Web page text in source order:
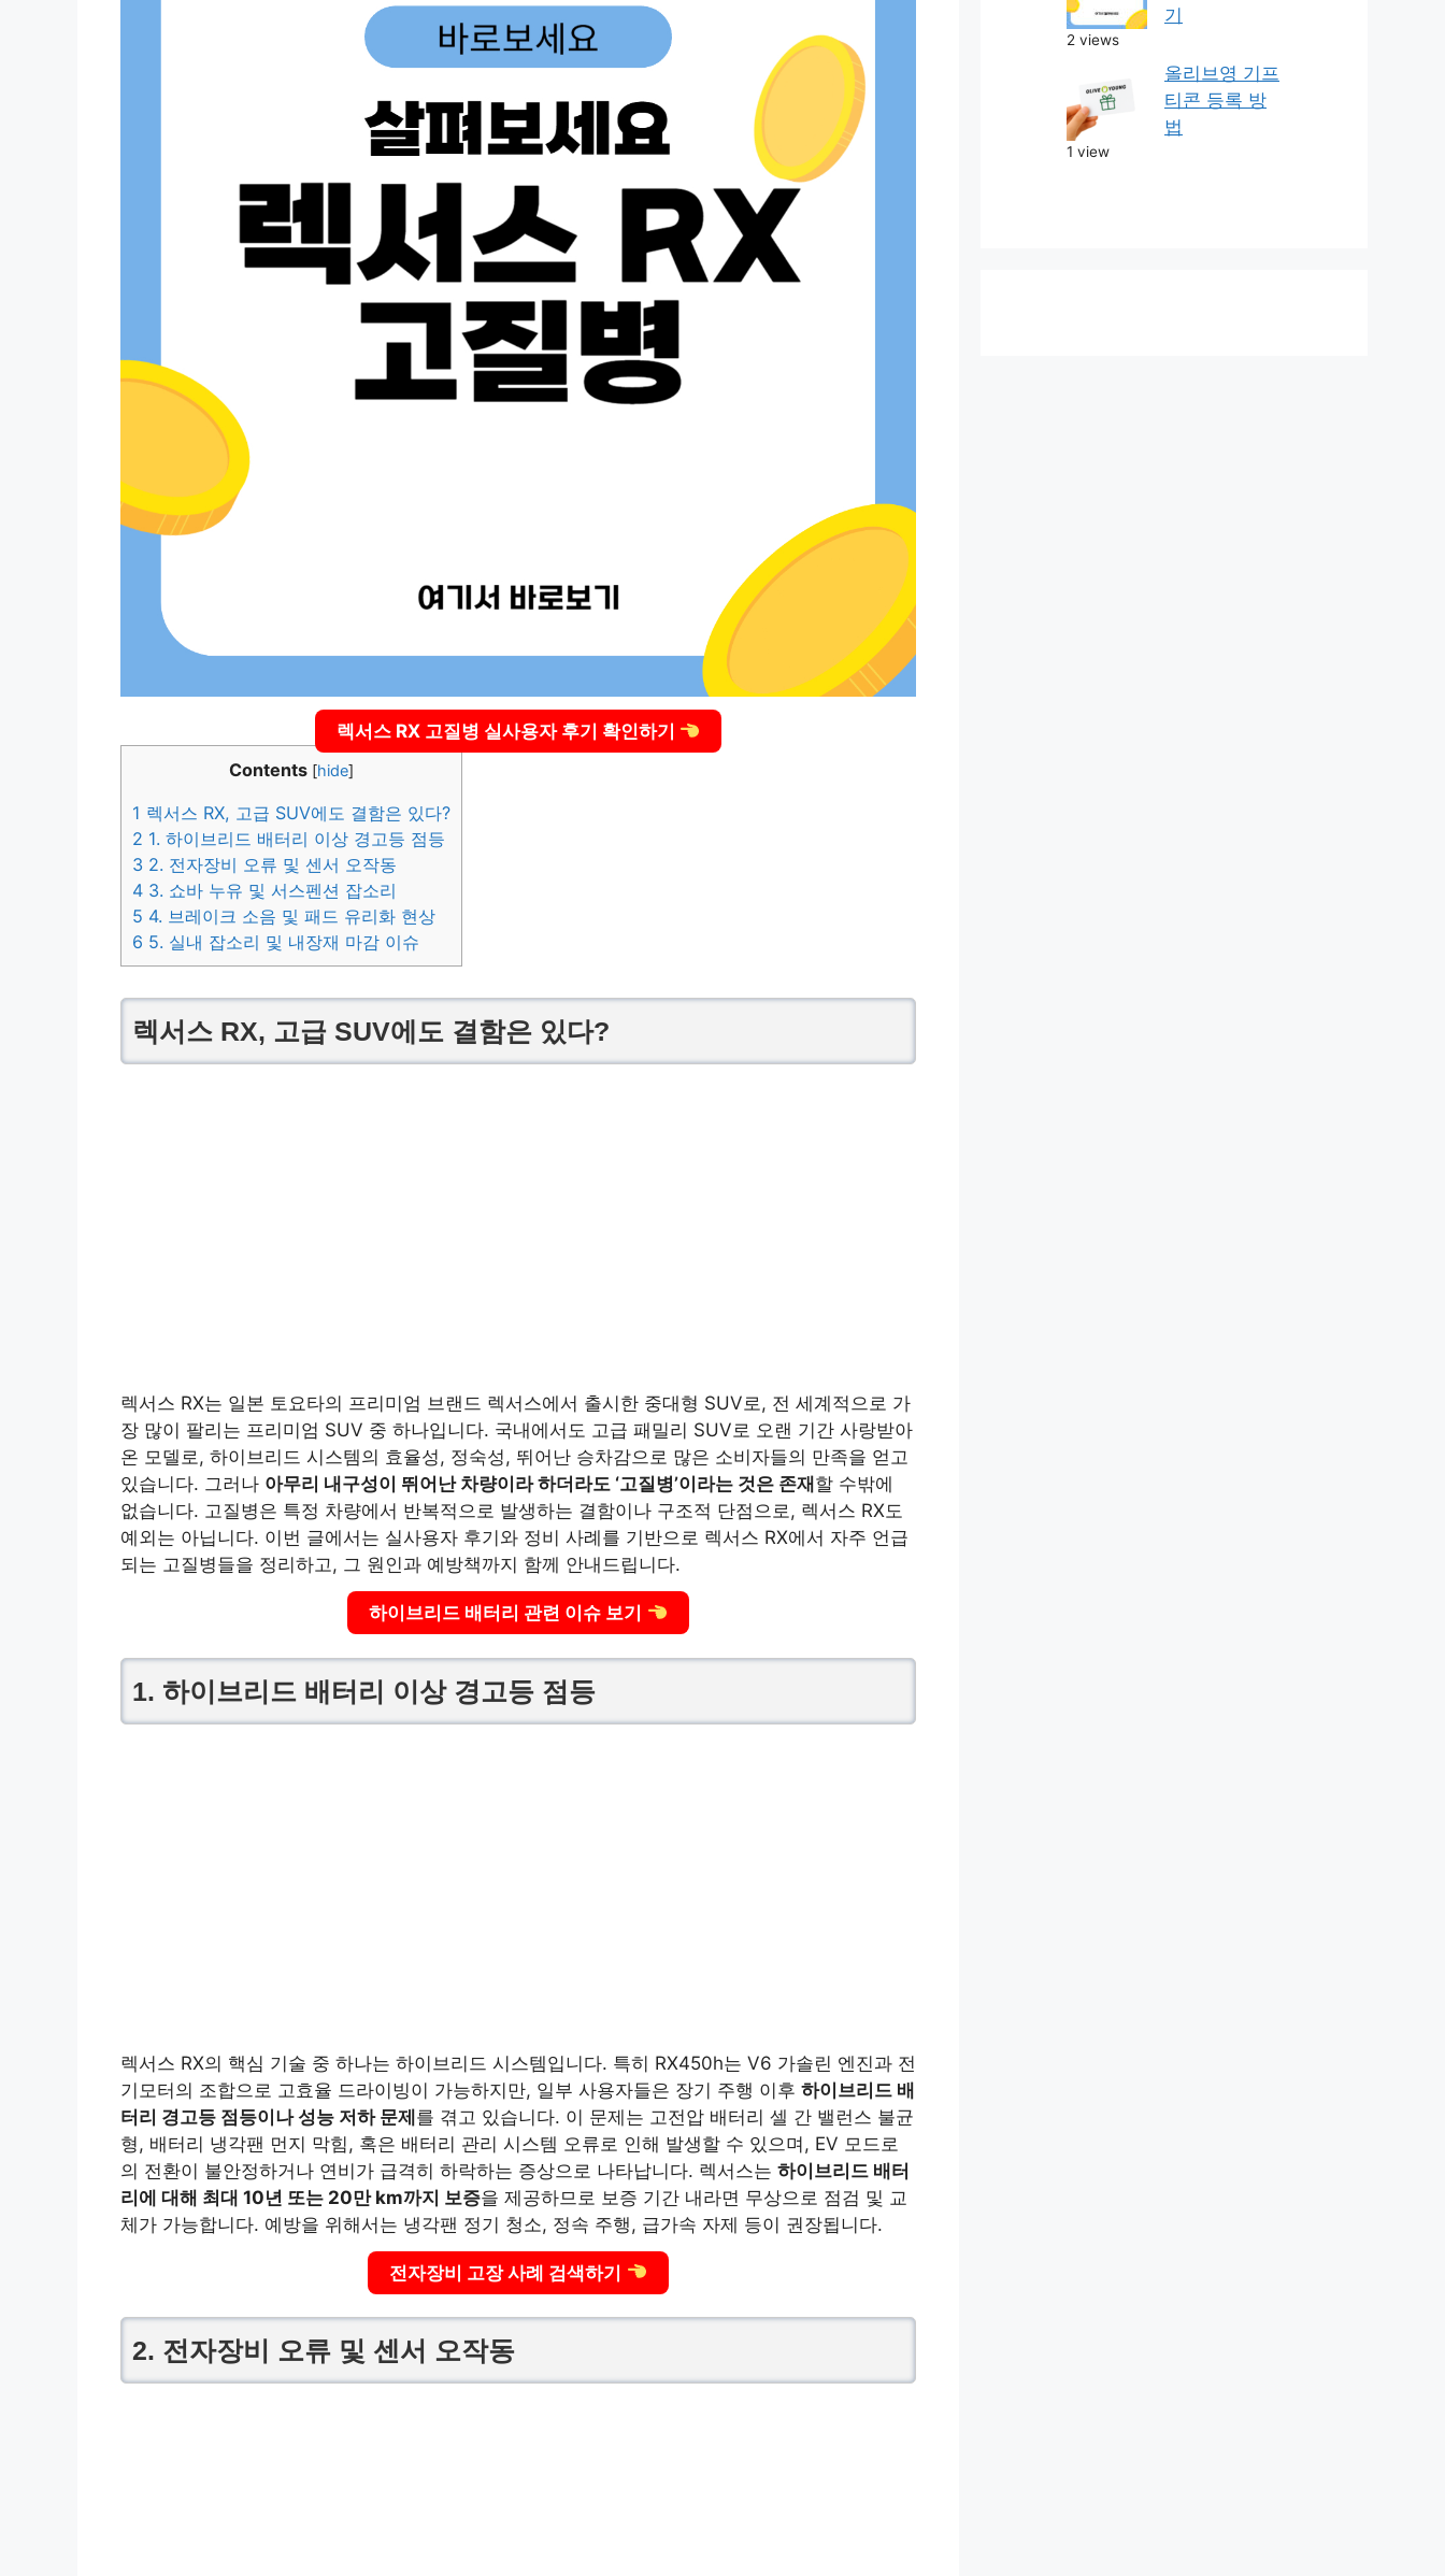
렉서스 RX 고질병 실사용자 후기 확인하기
Contents [hide]
1 렉서스 RX, 고급 SUV에도 결함은 있다?
2 1. 하이브리드 배터리 이상 경고등 점등
3 2. 전자장비 오류 및 센서 오작동
4 3. 쇼바 누유 및 서스펜션 잡소리
5 4. 브레이크 소음 및 패드 유리화 현상
6 5. 실내 잡소리 및 내장재 마감 이슈
렉서스 RX, 고급 SUV에도 결함은 있다?
렉서스 RX는 일본 토요타의 프리미엄 브랜드 렉서스에서 출시한 중대형 SUV로, 전 세계적으로 가
장 많이 팔리는 프리미엄 SUV 중 하나입니다. 국내에서도 고급 패밀리 SUV로 오랜 기간 사랑받아
온 모델로, 하이브리드 시스템의 효율성, 정숙성, 뛰어난 승차감으로 많은 소비자들의 만족을 얻고
있습니다. 그러나 아무리 내구성이 뛰어난 차량이라 하더라도 ‘고질병’이라는 것은 존재할 수밖에
없습니다. 고질병은 특정 차량에서 반복적으로 발생하는 결함이나 구조적 단점으로, 렉서스 RX도
예외는 아닙니다. 이번 글에서는 실사용자 후기와 정비 사례를 기반으로 렉서스 RX에서 자주 언급
되는 고질병들을 정리하고, 그 원인과 예방책까지 함께 안내드립니다.
하이브리드 배터리 관련 이슈 보기
1. 하이브리드 배터리 이상 경고등 점등
렉서스 RX의 핵심 기술 중 하나는 하이브리드 시스템입니다. 특히 RX450h는 V6 가솔린 엔진과 전
기모터의 조합으로 고효율 드라이빙이 가능하지만, 일부 사용자들은 장기 주행 이후 하이브리드 배
터리 경고등 점등이나 성능 저하 문제를 겪고 있습니다. 이 문제는 고전압 배터리 셀 간 밸런스 불균
형, 배터리 냉각팬 먼지 막힘, 혹은 배터리 관리 시스템 오류로 인해 발생할 수 있으며, EV 모드로
의 전환이 불안정하거나 연비가 급격히 하락하는 증상으로 나타납니다. 렉서스는 하이브리드 배터
리에 대해 최대 10년 또는 20만 km까지 보증을 제공하므로 보증 기간 내라면 무상으로 점검 및 교
체가 가능합니다. 예방을 위해서는 냉각팬 정기 청소, 정속 주행, 급가속 자제 등이 권장됩니다.
전자장비 고장 사례 검색하기
2. 전자장비 오류 및 센서 오작동
기
2 views
올리브영 기프
티콘 등록 방
법
1 view